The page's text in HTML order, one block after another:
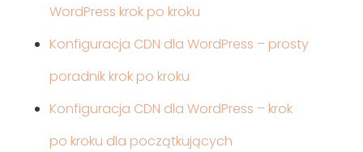
WordPress krok po kroku
Konfiguracja CDN dla WordPress – prosty
poradnik krok po kroku
Konfiguracja CDN dla WordPress – krok
po kroku dla początkujących